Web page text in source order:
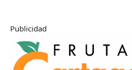
Publicidad